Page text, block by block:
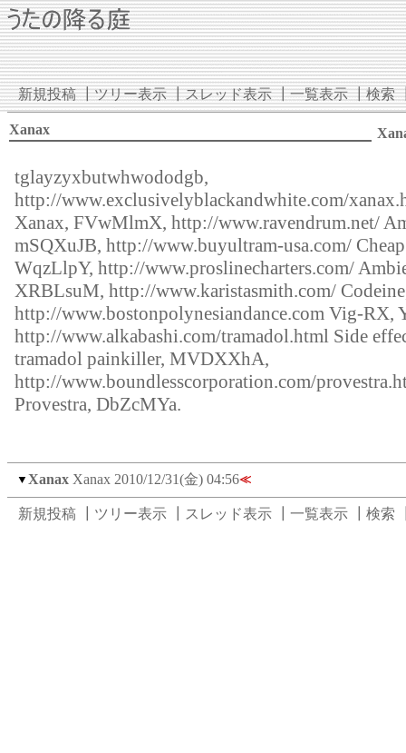
新規投稿┃ツリー表示┃スレッド表示┃一覧表示┃検索
Xanax
tglayzyxbutwhwododgb,
http://www.exclusivelyblackandwhite.com/
Xanax, FVwMlmX, http://www.ravendrum.net/
mSQXuJB, http://www.buyultram-usa.com/
WqzLlpY, http://www.proslinecharters.com/
XRBLsuM, http://www.karistasmith.com/
http://www.bostonpolynesiandance.com Vig-RX,
http://www.alkabashi.com/tramadol.html Side
tramadol painkiller, MVDXXhA,
http://www.boundlesscorporation.com/
Provestra, DbZcMYa.
▼ Xanax Xanax 2010/12/31(金) 04:56≪
新規投稿 ツリー表示 スレッド表示 一覧表示 検索